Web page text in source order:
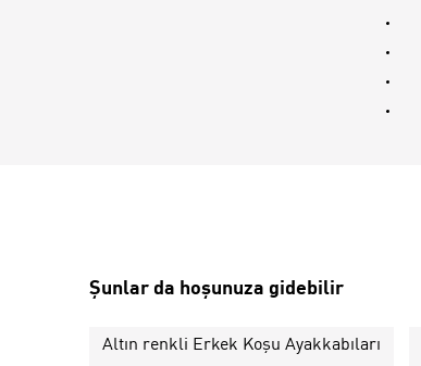
Şunlar da hoşunuza gidebilir
Altın renkli Erkek Koşu Ayakkabıları